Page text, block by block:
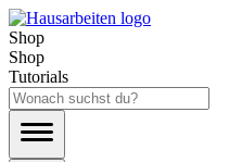
Shop
Shop
Tutorials